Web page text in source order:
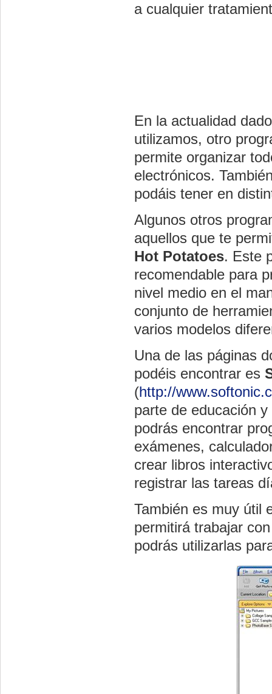
a cualquier
En la actualidad
utilizamos, otro
permite organizar
electrónicos.
podáis tener en
Algunos otros
aquellos que te
Hot Potatoes. Este
recomendable para
nivel medio en el
conjunto de
varios modelos
Una de las páginas
podéis encontrar es
(http://
parte de educación
podrás encontrar
exámenes,
crear libros
registrar las tareas
También es muy útil
permitirá trabajar
podrás utilizarlas